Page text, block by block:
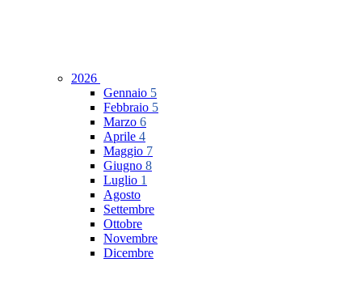
2026
Gennaio 5
Febbraio 5
Marzo 6
Aprile 4
Maggio 7
Giugno 8
Luglio 1
Agosto
Settembre
Ottobre
Novembre
Dicembre